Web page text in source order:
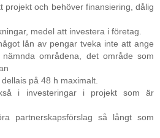
projekt och behöver finansiering, dålig
medel att investera i företag.
lån av pengar tveka inte att ange
områdena, det område som
på 48 h maximalt.
i investeringar i projekt som är
partnerskapsförslag så långt som